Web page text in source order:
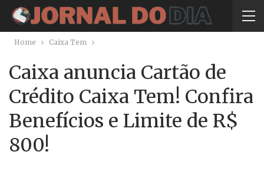
Home Caixa Tem
Caixa anuncia Cartão de
Crédito Caixa Tem! Confira
Benefícios e Limite de R$
800!